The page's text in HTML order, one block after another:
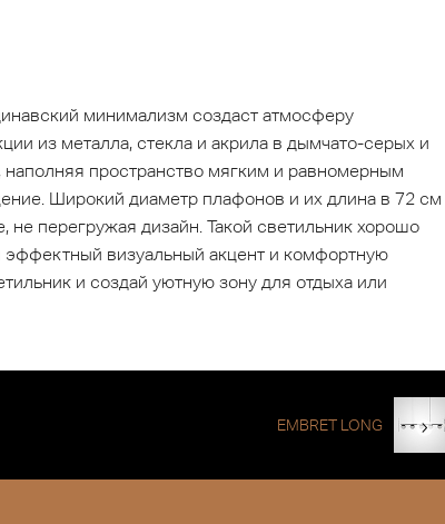
минимализм создаст атмосферу
из металла, стекла и акрила в дымчато-серых и
пространство мягким и равномерным
Широкий диаметр плафонов и их длина в 72 см
перегружая дизайн. Такой светильник хорошо
визуальный акцент и комфортную
и создай уютную зону для отдыха или
EMBRET LONG